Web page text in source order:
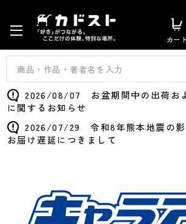
カート
2026/08/07 お盆期間中の出荷お
に関するお知らせ
2026/07/29 令和8年熊本地震の影
お届け遅延につきまして